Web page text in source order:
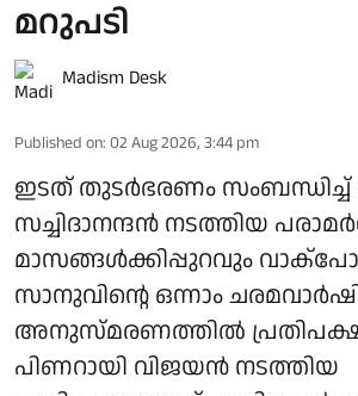
മറുപടി
Madism Desk
Published on: 02 Aug 2026, 3:44 pm
ഇടത് തുടര്‍ഭരണം സംബന്ധിച്ച്
സച്ചിദാനന്ദന്‍ നടത്തിയ
മാസങ്ങള്‍ക്കിപ്പുറവും
സാനുവിന്റെ ഒന്നാം
അനുസ്മരണത്തില്‍
പിണറായി വിജയന്‍ നടത്തിയ